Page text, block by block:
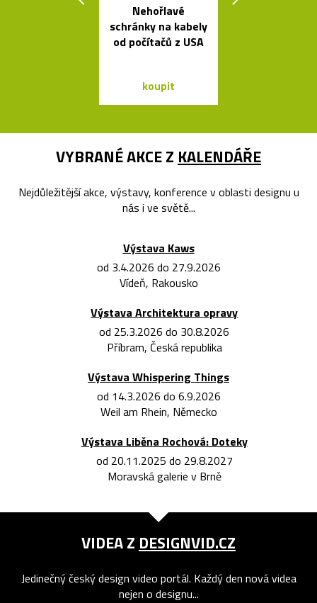
Nehořlavé
schránky na kabely
od počítačů z USA
koupit
VYBRANÉ AKCE Z KALENDÁŘE
Nejdůležitější akce, výstavy, konference v oblasti designu u
nás i ve světě...
Výstava Kaws
od 3.4.2026 do 27.9.2026
Vídeň, Rakousko
Výstava Architektura opravy
od 25.3.2026 do 30.8.2026
Příbram, Česká republika
Výstava Whispering Things
od 14.3.2026 do 6.9.2026
Weil am Rhein, Německo
Výstava Liběna Rochová: Doteky
od 20.11.2025 do 29.8.2027
Moravská galerie v Brně
VIDEA Z DESIGNVID.CZ
Jedinečný český design video portál. Každý den nová videa
nejen o designu...